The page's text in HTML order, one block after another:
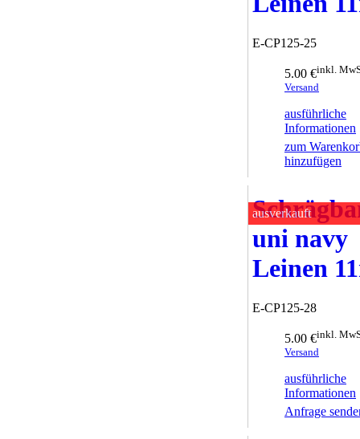
E-CP125-25
5.00 €inkl.
Versand
ausführliche
Informationen
zum
hinzufügen
ausverkauft
uni navy
Leinen
E-CP125-28
5.00 €inkl.
Versand
ausführliche
Informationen
Anfrage